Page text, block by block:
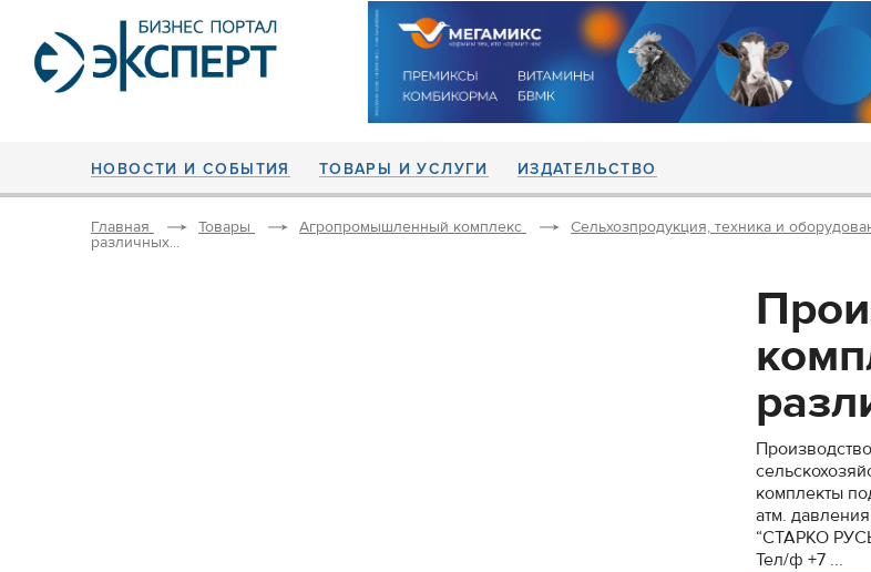
НОВОСТИ И СОБЫТИЯ ТОВАРЫ И УСЛУГИ ИЗДАТЕЛЬСТВО
Главная Товары Агропромышленный комплекс Сельхозпродукция, техника и
различных...
комплекты
атм.
“СТАРКО
Тел/ф +7 ...